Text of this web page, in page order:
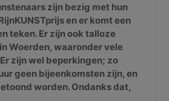
zijn bezig met hun
en er komt een
teken. Er zijn ook talloze
Woerden, waaronder vele
zijn wel beperkingen; zo
geen bijeenkomsten zijn, en
worden. Ondanks dat,